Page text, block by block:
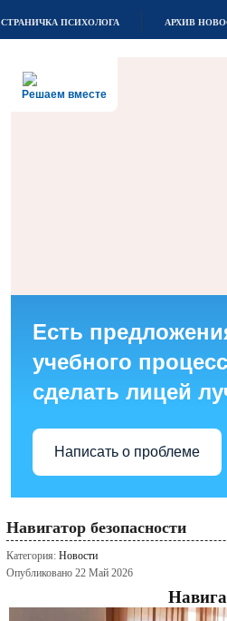
СТРАНИЧКА ПСИХОЛОГА АРХИВ
Решаем вместе
Есть
учебного
сделать лицей
Написать о проблеме
Навигатор безопасности
Категория: Новости
Опубликовано 22 Май 2026